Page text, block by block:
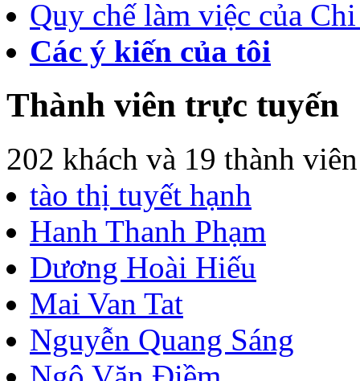
Quy chế làm việc của
Các ý kiến của tôi
Thành viên trực tuyến
202 khách và 19 thành viên
tào thị tuyết hạnh
Hanh Thanh Phạm
Dương Hoài Hiếu
Mai Van Tat
Nguyễn Quang Sáng